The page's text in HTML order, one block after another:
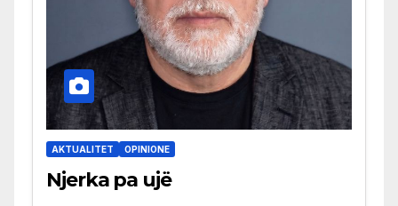
AKTUALITET OPINIONE
Njerka pa ujë